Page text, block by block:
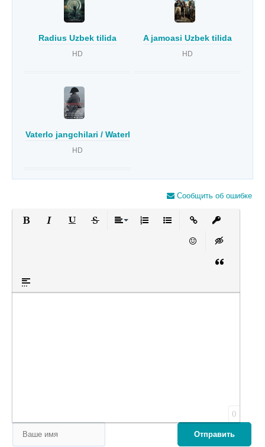
Radius Uzbek tilida
HD
A jamoasi Uzbek tilida
HD
Vaterlo jangchilari / Waterlou jangchisi Uzbek Tilida
HD
Сообщить об ошибке
Нумерованный список
Маркированный список
Вставить ссылку
Вставить
Вставить смайлик
Вставка
0
Отправить